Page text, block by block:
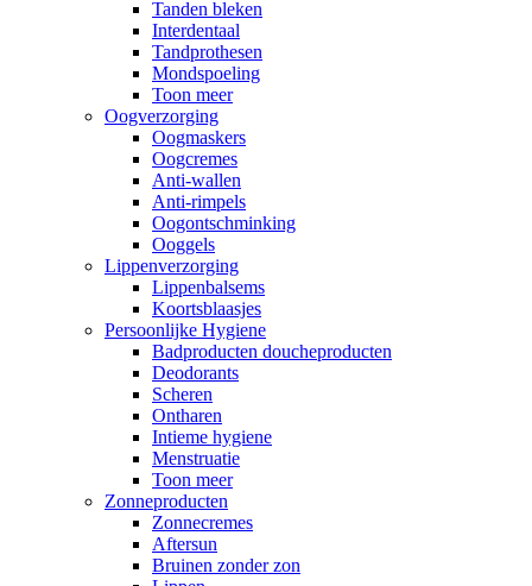
Tanden bleken
Interdentaal
Tandprothesen
Mondspoeling
Toon meer
Oogverzorging
Oogmaskers
Oogcremes
Anti-wallen
Anti-rimpels
Oogontschminking
Ooggels
Lippenverzorging
Lippenbalsems
Koortsblaasjes
Persoonlijke Hygiene
Badproducten doucheproducten
Deodorants
Scheren
Ontharen
Intieme hygiene
Menstruatie
Toon meer
Zonneproducten
Zonnecremes
Aftersun
Bruinen zonder zon